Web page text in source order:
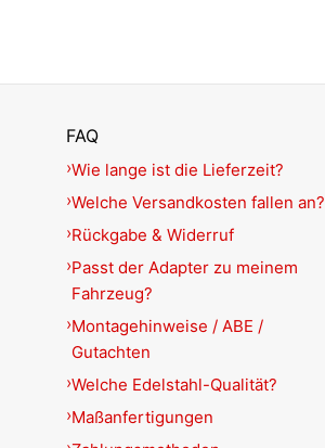
FAQ
Wie lange ist die Lieferzeit?
Welche Versandkosten fallen an?
Rückgabe & Widerruf
Passt der Adapter zu meinem
Fahrzeug?
Montagehinweise / ABE /
Gutachten
Welche Edelstahl-Qualität?
Maßanfertigungen